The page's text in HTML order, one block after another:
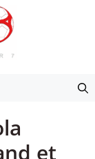
et